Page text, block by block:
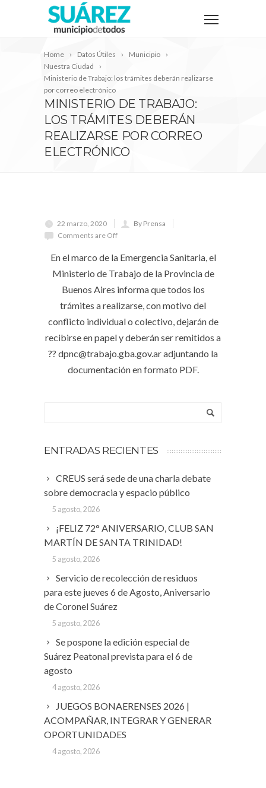
Home Datos Útiles
Municipio
Nuestra Ciudad
Ministerio de Trabajo: los trámites deberán realizarse
por correo electrónico
MINISTERIO DE TRABAJO:
LOS TRÁMITES DEBERÁN
REALIZARSE POR CORREO
ELECTRÓNICO
22 marzo, 2020
By Prensa
Comments are Off
En el marco de la Emergencia Sanitaria, el
Ministerio de Trabajo de la Provincia de
Buenos Aires informa que todos los
trámites a realizarse, con motivo del
conflicto individual o colectivo, dejarán de
recibirse en papel y deberán ser remitidos a
?? dpnc@trabajo.gba.gov.ar adjuntando la
documentación en formato PDF.
ENTRADAS RECIENTES
CREUS será sede de una charla debate
sobre democracia y espacio público
5 agosto, 2026
¡FELIZ 72° ANIVERSARIO, CLUB SAN
MARTÍN DE SANTA TRINIDAD!
5 agosto, 2026
Servicio de recolección de residuos
para este jueves 6 de Agosto, Aniversario
de Coronel Suárez
5 agosto, 2026
Se pospone la edición especial de
Suárez Peatonal prevista para el 6 de
agosto
4 agosto, 2026
JUEGOS BONAERENSES 2026 |
ACOMPAÑAR, INTEGRAR Y GENERAR
OPORTUNIDADES
4 agosto, 2026